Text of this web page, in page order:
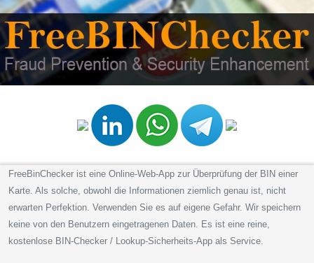
FreeBinChecker ist eine Online-Web-App zur Überprüfung der BIN einer
Karte. Als solche, obwohl die Informationen ziemlich genau ist, nicht
erwarten Perfektion. Verwenden Sie es auf eigene Gefahr. Wir speichern
keine von den Benutzern eingetragenen Daten. Es ist eine reine,
kostenlose BIN-Checker / Lookup-Sicherheits-App als Service.